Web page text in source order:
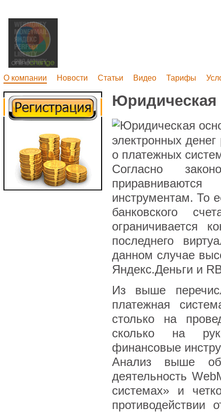
О компании Новости Статьи Видео Тарифы
Юридическая
электронных
о платежных
Согласно
инструментам. То
банковского
ограничивается
последнего
данном случае
Яндекс.Деньги и
Из выше
платежная
столько на
сколько на
финансовые
Анализ выше
деятельность
системах» и
противодействии